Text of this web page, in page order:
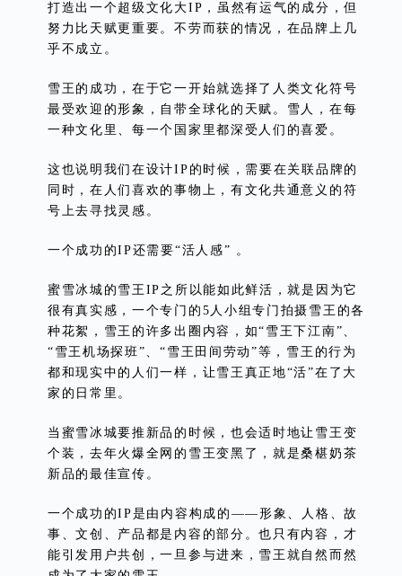
打造出一个超级文化大IP，虽然有运气的成分，但
努力比天赋更重要。不劳而获的情况，在品牌上几
乎不成立。
雪王的成功，在于它一开始就选择了人类文化符号
最受欢迎的形象，自带全球化的天赋。雪人，在每
一种文化里、每一个国家里都深受人们的喜爱。
这也说明我们在设计IP的时候，需要在关联品牌的
同时，在人们喜欢的事物上，有文化共通意义的符
号上去寻找灵感。
一个成功的IP还需要“活人感” 。
蜜雪冰城的雪王IP之所以能如此鲜活，就是因为它
很有真实感，一个专门的5人小组专门拍摄雪王的各
种花絮，雪王的许多出圈内容，如“雪王下江南”、
“雪王机场探班”、“雪王田间劳动”等，雪王的行为
都和现实中的人们一样，让雪王真正地“活”在了大
家的日常里。
当蜜雪冰城要推新品的时候，也会适时地让雪王变
个装，去年火爆全网的雪王变黑了，就是桑椹奶茶
新品的最佳宣传。
一个成功的IP是由内容构成的——形象、人格、故
事、文创、产品都是内容的部分。也只有内容，才
能引发用户共创，一旦参与进来，雪王就自然而然